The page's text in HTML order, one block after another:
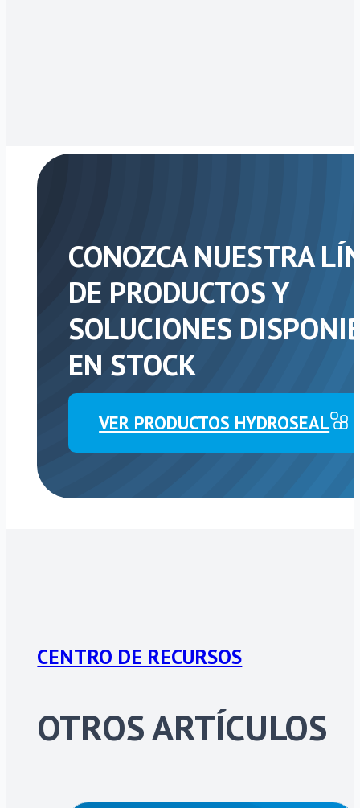
CONOZCA NUESTRA
DE PRODUCTOS Y
SOLUCIONES
EN STOCK
VER PRODUCTOS HYDROSEAL
CENTRO DE RECURSOS
OTROS ARTÍCULOS